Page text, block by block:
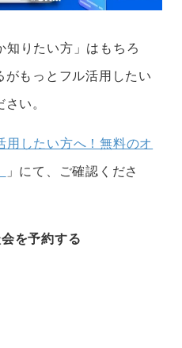
知りたい方」はもちろ
がもっとフル活用したい
い。
用したい方へ！無料のオ
」にて、ご確認くださ
を予約する